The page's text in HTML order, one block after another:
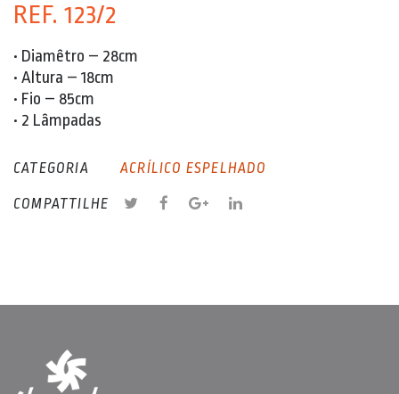
REF. 123/2
• Diamêtro – 28cm
• Altura – 18cm
• Fio – 85cm
• 2 Lâmpadas
CATEGORIA ACRÍLICO ESPELHADO
COMPATTILHE